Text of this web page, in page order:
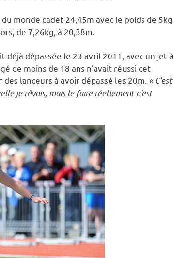
monde cadet 24,45m avec le poids de 5kg
de 7,26kg, à 20,38m.
déjà dépassée le 23 avril 2011, avec un jet à
de moins de 18 ans n’avait réussi cet
lanceurs à avoir dépassé les 20m. « C’est
je rêvais, mais le faire réellement c’est